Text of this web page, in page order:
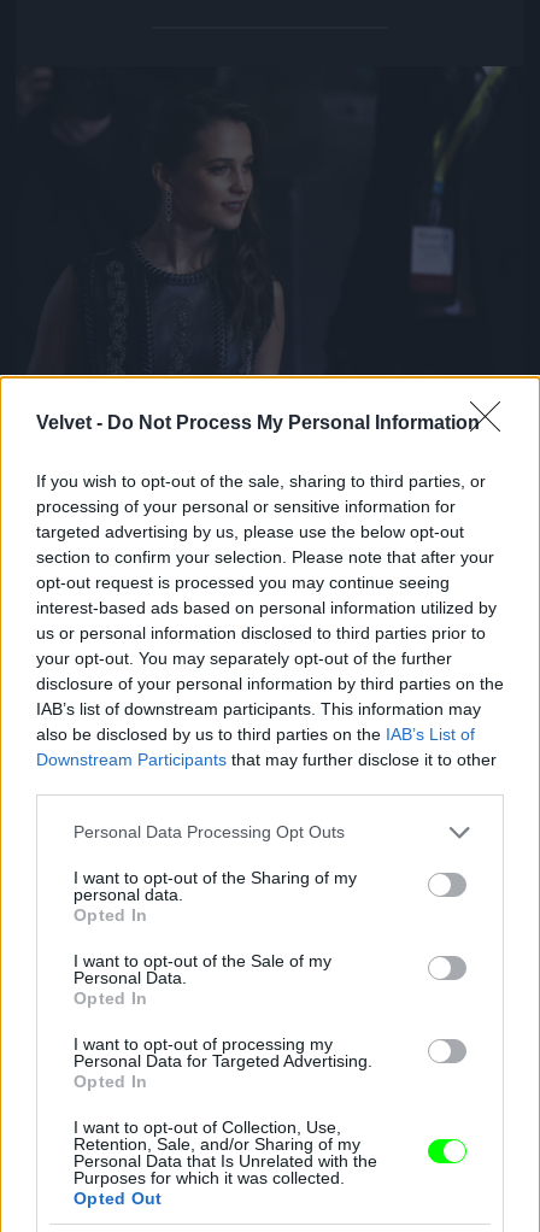
Velvet - Do Not Process My Personal Information
If you wish to opt-out of the sale, sharing to third parties, or
processing of your personal or sensitive information for
targeted advertising by us, please use the below opt-out
section to confirm your selection. Please note that after your
opt-out request is processed you may continue seeing
interest-based ads based on personal information utilized by
us or personal information disclosed to third parties prior to
your opt-out. You may separately opt-out of the further
disclosure of your personal information by third parties on the
IAB’s list of downstream participants. This information may
also be disclosed by us to third parties on the IAB’s List of
Downstream Participants that may further disclose it to other
Please note that this website/app uses one or more Google
not limited to your visit or usage behaviour. You may click to
grant or deny consent to Google and its third-party tags to
use your data for below specified purposes in below Google
consent section.
Personal Data Processing Opt Outs
I want to opt-out of the Sharing of my
personal data.
Opted In
I want to opt-out of the Sale of my
Personal Data.
Opted In
I want to opt-out of processing my
Personal Data for Targeted Advertising.
Opted In
I want to opt-out of Collection, Use,
Retention, Sale, and/or Sharing of my
Personal Data that Is Unrelated with the
Purposes for which it was collected.
Opted Out
Alicia Vikanderről is több ízben felmerült már a
drámával lett igazán ismert, és meg is kapta érte a
legjobb női mellékszereplőnek járó Oscart 2016-
ban.
Fotó: John Phillips / Getty Images Hungary
Jön még kép!